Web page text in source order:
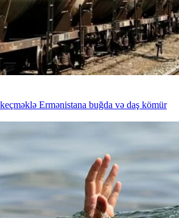
Ermənistana buğda və daş kömür